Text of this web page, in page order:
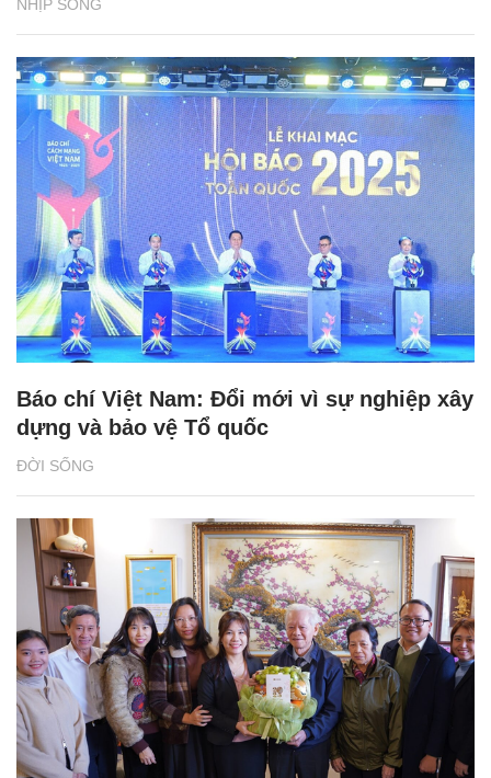
NHỊP SỐNG
ĐỜI SỐNG
Báo chí Việt Nam: Đổi mới vì sự nghiệp xây
dựng và bảo vệ Tổ quốc